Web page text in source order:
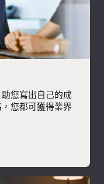
您寫出自己的成
您都可獲得業界